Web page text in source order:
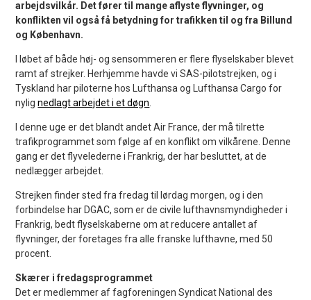
arbejdsvilkår. Det fører til mange aflyste flyvninger, og
konflikten vil også få betydning for trafikken til og fra Billund
og København.
I løbet af både høj- og sensommeren er flere flyselskaber blevet
ramt af strejker. Herhjemme havde vi SAS-pilotstrejken, og i
Tyskland har piloterne hos Lufthansa og Lufthansa Cargo for
nylignedlagt arbejdet i et døgn
I denne uge er det blandt andet Air France, der må tilrette
trafikprogrammet som følge af en konflikt om vilkårene. Denne
gang er det flyvelederne i Frankrig, der har besluttet, at de
nedlægger arbejdet.
Strejken finder sted fra fredag til lørdag morgen, og i den
forbindelse har DGAC, som er de civile lufthavnsmyndigheder i
Frankrig, bedt flyselskaberne om at reducere antallet af
flyvninger, der foretages fra alle franske lufthavne, med 50
procent.
Skærer i fredagsprogrammet
Det er medlemmer af fagforeningen Syndicat National des